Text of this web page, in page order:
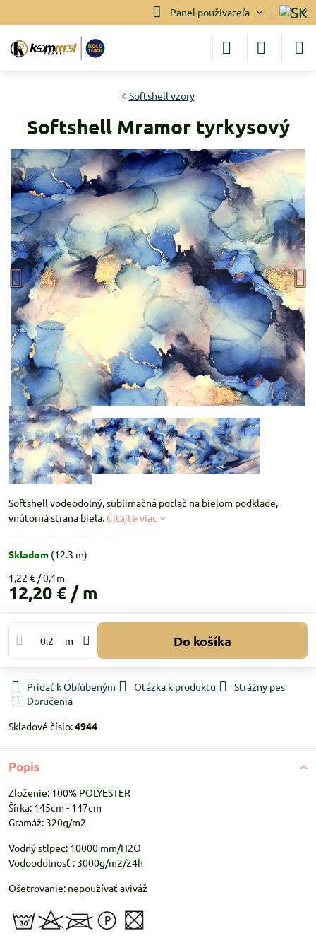
Panel používateľa
Softshell vzory
Softshell Mramor tyrkysový
Softshell vodeodolný, sublimačná potlač na bielom podklade,
vnútorná strana biela. Čítajte viac
Skladom (12.3 m)
1,22 €
12,20 € / m
m Do košíka
Pridať k Obľúbeným Otázka k produktu
Strážny pes
Doručenia
Skladové číslo:4944
Popis
Zloženie: 100% POLYESTER
Šírka: 145cm - 147cm
Gramáž: 320g/m2
Vodný stlpec: 10000 mm/H2O
Vodoodolnosť : 3000g/m2/24h
Ošetrovanie: nepoužívať aviváž